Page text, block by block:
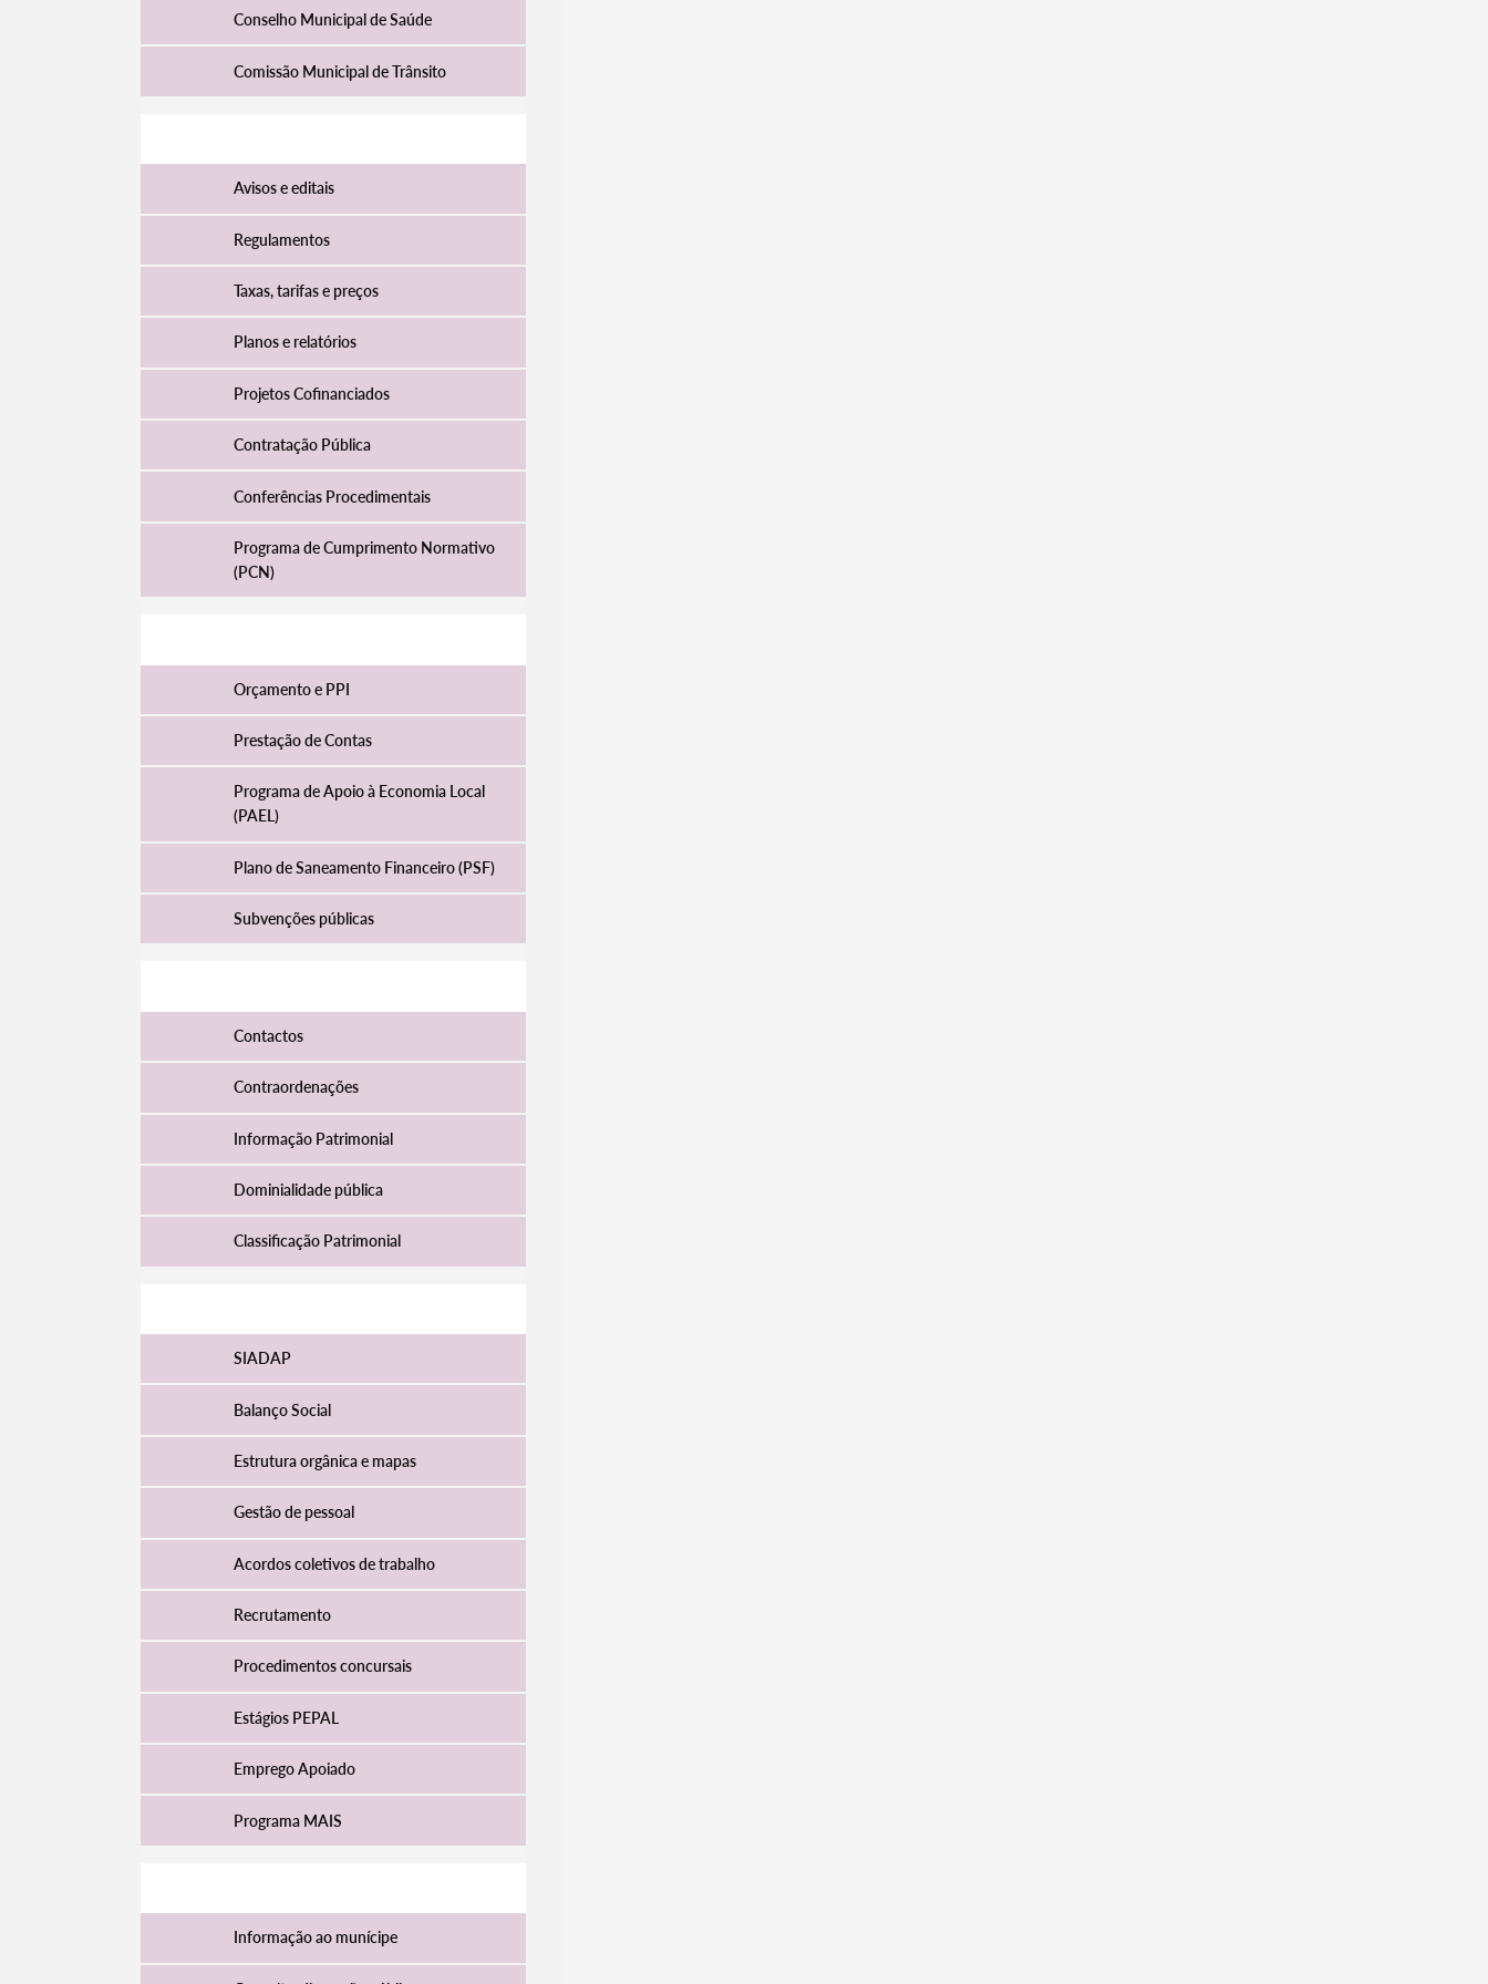
Termo de Pesquisa
Categorias gerais
Filtros
Conselho Municipal de Saúde
Comissão Municipal de Trânsito
Avisos e editais
Regulamentos
Taxas, tarifas e preços
Planos e relatórios
Projetos Cofinanciados
Contratação Pública
Conferências Procedimentais
Programa de Cumprimento Normativo
(PCN)
Orçamento e PPI
Prestação de Contas
Programa de Apoio à Economia Local
(PAEL)
Plano de Saneamento Financeiro (PSF)
Subvenções públicas
Contactos
Contraordenações
Informação Patrimonial
Dominialidade pública
Classificação Patrimonial
SIADAP
Balanço Social
Estrutura orgânica e mapas
Gestão de pessoal
Acordos coletivos de trabalho
Recrutamento
Procedimentos concursais
Estágios PEPAL
Emprego Apoiado
Programa MAIS
Informação ao munícipe